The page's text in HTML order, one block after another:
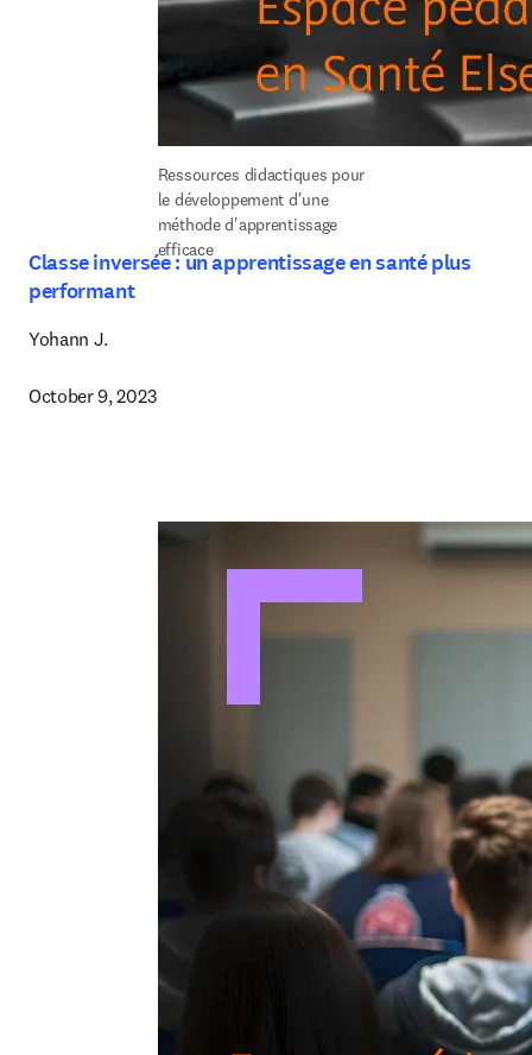
Ressources didactiques pour
le développement d'une
méthode d'apprentissage
efficace
Classe inversée : un apprentissage en santé plus
performant
Yohann J.
October 9, 2023